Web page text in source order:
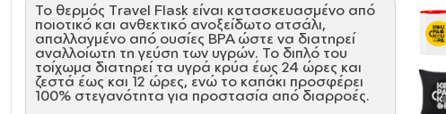
Το θερμός Travel Flask είναι κατασκευασμένο από
ποιοτικό και ανθεκτικό ανοξείδωτο ατσάλι,
απαλλαγμένο από ουσίες BPA ώστε να διατηρεί
αναλλοίωτη τη γεύση των υγρών. Το διπλό του
τοίχωμα διατηρεί τα υγρά κρύα έως 24 ώρες και
ζεστά έως και 12 ώρες, ενώ το καπάκι προσφέρει
100% στεγανότητα για προστασία από διαρροές.